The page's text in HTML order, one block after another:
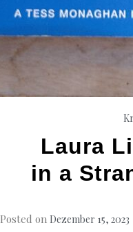
Laura
in a
Posted on Dezember 15, 2023